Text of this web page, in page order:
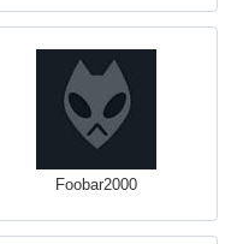
Foobar2000